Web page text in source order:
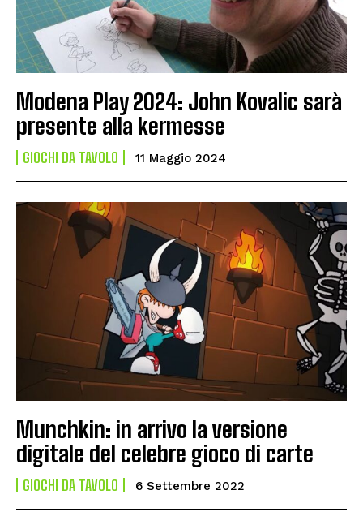
Modena Play 2024: John Kovalic sarà
presente alla kermesse
GIOCHI DA TAVOLO 11 Maggio 2024
Munchkin: in arrivo la versione
digitale del celebre gioco di carte
GIOCHI DA TAVOLO 6 Settembre 2022